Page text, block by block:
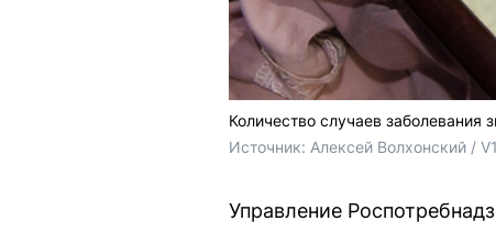
Количество случаев заболевания
Источник: Алексей Волхонский /
Управление